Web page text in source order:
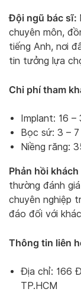
Đội ngũ bác sĩ:
chuyên môn,
tiếng Anh, nơi
tin tưởng lựa
Chi phí tham
Implant: 16
Bọc sứ: 3 –
Niềng răng:
Phản hồi
thường đánh
chuyên nghiệp
đáo đối với
Thông tin liên
Địa chỉ: 166
TP.HCM